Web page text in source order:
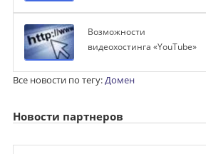
Возможности
видеохостинга «YouTube»
Все новости по тегу:Домен
Новости партнеров